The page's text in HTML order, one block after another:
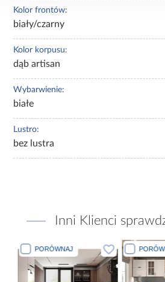
Kolor frontów:
biały/czarny
Kolor korpusu:
dąb artisan
Wybarwienie:
białe
Lustro:
bez lustra
Inni Klienci
PORÓWNAJ